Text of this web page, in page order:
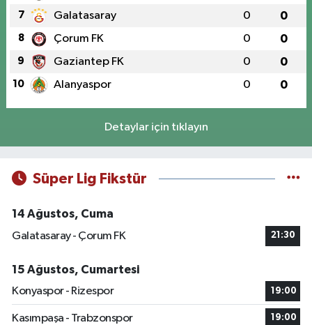
7 Galatasaray 0 0
8 Çorum FK 0 0
9 Gaziantep FK 0 0
10 Alanyaspor 0 0
Detaylar için tıklayın
Süper Lig Fikstür
14 Ağustos, Cuma
Galatasaray - Çorum FK
21:30
15 Ağustos, Cumartesi
Konyaspor - Rizespor
19:00
Kasımpaşa - Trabzonspor 19:00